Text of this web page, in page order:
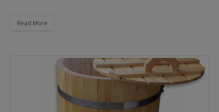
Read More